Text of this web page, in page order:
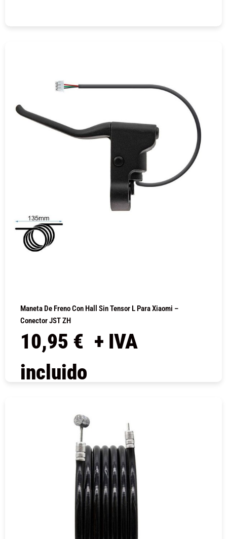
Maneta De Freno Con Hall Sin Tensor L Para Xiaomi –
Conector JST ZH
10,95 € + IVA
incluido